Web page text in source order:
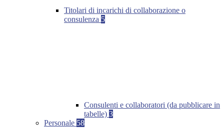
Titolari di incarichi di collaborazione o
consulenza 5
Consulenti e collaboratori (da pubblicare in
tabelle) 3
Personale 58